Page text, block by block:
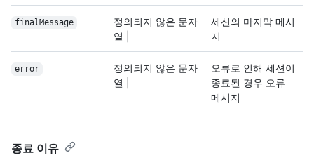
finalMessage
정의되지 않은 문자
열 |
세션의 마지막 메시
지
error
정의되지 않은 문자
열 |
오류로 인해 세션이
종료된 경우 오류
메시지
종료 이유